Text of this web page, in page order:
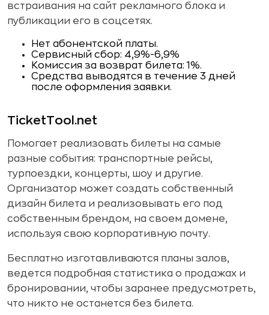
встраивания на сайт рекламного блока и
публикации его в соцсетях.
Нет абонентской платы.
Сервисный сбор: 4,9%-6,9%
Комиссия за возврат билета: 1%.
Средства выводятся в течение 3 дней
после оформления заявки.
TicketTool.net
Помогает реализовать билеты на самые
разные события: транспортные рейсы,
турпоездки, концерты, шоу и другие.
Организатор может создать собственный
дизайн билета и реализовывать его под
собственным брендом, на своем домене,
используя свою корпоративную почту.
Бесплатно изготавливаются планы залов,
ведется подробная статистика о продажах и
бронировании, чтобы заранее предусмотреть,
что никто не останется без билета.